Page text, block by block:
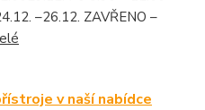
–26.12. ZAVŘENO –
v naší nabídce